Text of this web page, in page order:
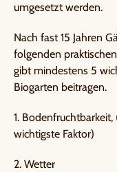
umgesetzt werden.
Nach fast 15 Jahren
folgenden
gibt mindestens 5
Biogarten beitragen.
1.
wichtigste Faktor)
2. Wetter